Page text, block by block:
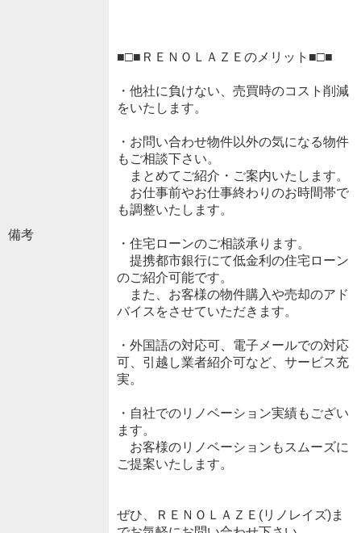
備考
■□■ＲＥＮＯＬＡＺＥのメリット■□■
・他社に負けない、売買時のコスト削減
をいたします。
・お問い合わせ物件以外の気になる物件
もご相談下さい。
まとめてご紹介・ご案内いたします。
お仕事前やお仕事終わりのお時間帯で
も調整いたします。
・住宅ローンのご相談承ります。
提携都市銀行にて低金利の住宅ローン
のご紹介可能です。
また、お客様の物件購入や売却のアド
バイスをさせていただきます。
・外国語の対応可、電子メールでの対応
可、引越し業者紹介可など、サービス充
実。
・自社でのリノベーション実績もござい
ます。
お客様のリノベーションもスムーズに
ご提案いたします。
ぜひ、ＲＥＮＯＬＡＺＥ(リノレイズ)ま